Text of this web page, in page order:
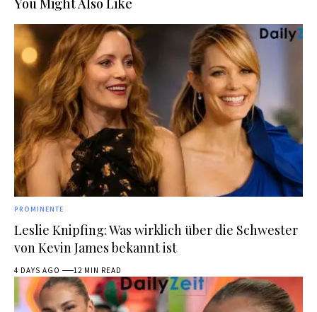
PROMINENTE
Leslie Knipfing: Was wirklich über die Schwester
von Kevin James bekannt ist
4 DAYS AGO 12 MIN READ